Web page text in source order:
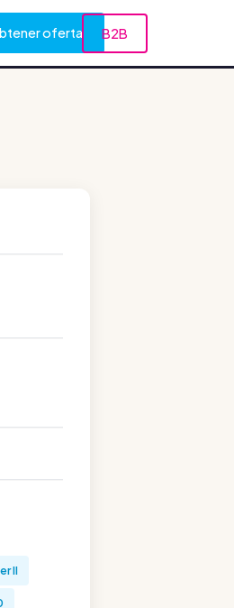
oferta B2B
II